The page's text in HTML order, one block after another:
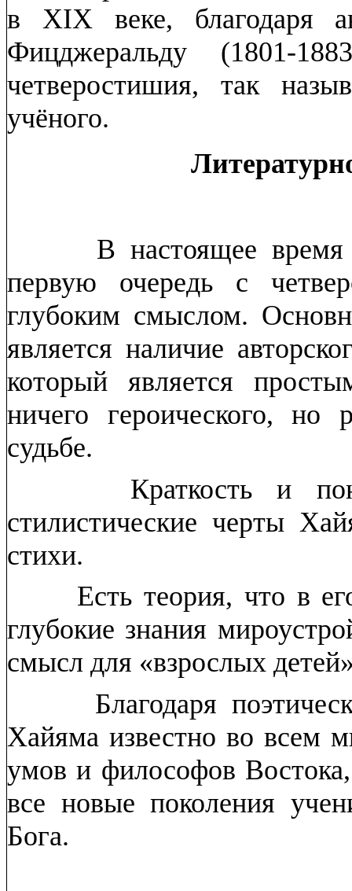
в XIX веке, благодаря
Фицджеральду (1801-
четверостишия, так
учёного.
Литературное
В настоящее
первую очередь с
глубоким смыслом.
является наличие
который является
ничего героического,
судьбе.
Краткость и
стилистические черты
стихи.
Есть теория, что в его
глубокие знания
смысл для «взрослых
Благодаря
Хайяма известно во всем
умов и философов
все новые поколения
Бога.